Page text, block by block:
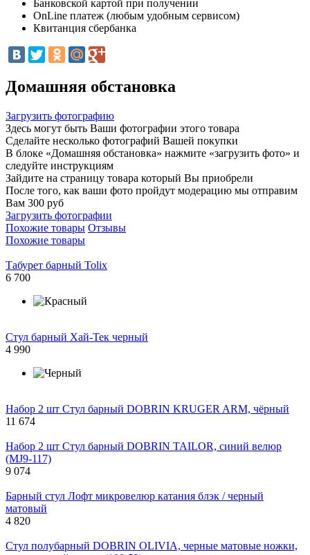
Банковской картой при получении
OnLine платеж (любым удобным сервисом)
Квитанция сбербанка
Домашняя обстановка
Загрузить фотографию
Здесь могут быть Ваши фотографии этого товара
Сделайте несколько фотографий Вашей покупки
В блоке «Домашняя обстановка» нажмите «загрузить фото» и
следуйте инструкциям
Зайдите на страницу товара который Вы приобрели
После того, как ваши фото пройдут модерацию мы отправим
Вам 300 руб
Загрузить фотографии
Похожие товары Отзывы
Похожие товары
Табурет барный Tolix
6 700
Стул барный Хай-Тек черный
4 990
Набор 2 шт Стул барный DOBRIN KRUGER ARM, чёрный
11 674
Набор 2 шт Стул барный DOBRIN TAILOR, синий велюр
(MJ9-117)
9 074
Барный стул Лофт микровелюр катания блэк / черный
матовый
4 820
Стул полубарный DOBRIN OLIVIA, черные матовые ножки,